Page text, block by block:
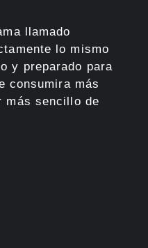
llamado
lo mismo
y preparado para
consumira más
más sencillo de